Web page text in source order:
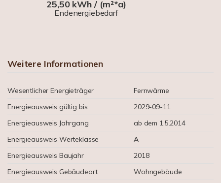
25,50 kWh / (m²*a)
Endenergiebedarf
Weitere Informationen
Wesentlicher Energieträger
Fernwärme
Energieausweis gültig bis
2029-09-11
Energieausweis Jahrgang
ab dem 1.5.2014
Energieausweis Werteklasse
A
Energieausweis Baujahr
2018
Energieausweis Gebäudeart
Wohngebäude